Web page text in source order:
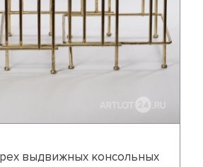
выдвижных консольных